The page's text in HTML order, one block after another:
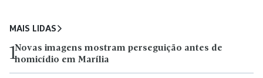
MAIS LIDAS
1Novas imagens mostram perseguição antes de
homicídio em Marília